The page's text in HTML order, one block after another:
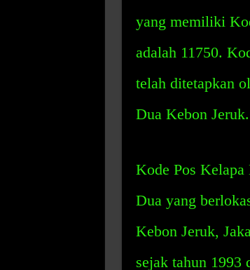
yang memiliki
adalah 11750.
telah ditetapkan
Dua Kebon Jeruk.
Kode Pos
Dua yang
Kebon Jeruk,
sejak tahun 1993